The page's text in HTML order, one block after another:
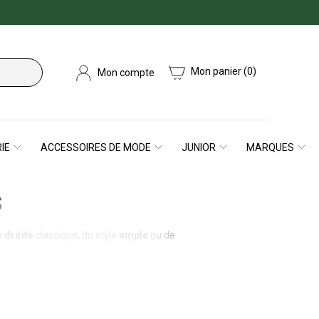
Mon compte Mon panier(0)
ACCESSOIRES DE MODE JUNIOR MARQUES
droite classique, du style ample ou de
estivales.